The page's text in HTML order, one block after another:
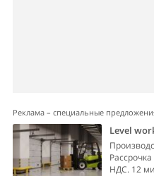
Реклама – специальные
Level
НДС. 12